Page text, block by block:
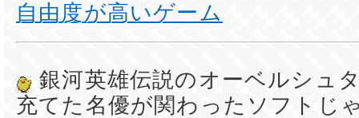
自由度が高いゲーム
銀河英雄伝説のオーベルシュ
充てた名優が関わったソフトじ